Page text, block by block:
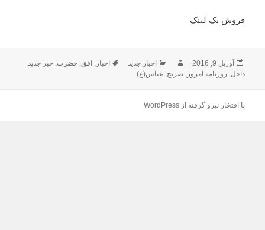
فروش بک لینک
ارسال
شده
آوریل 9, 2016 نویسندهدسته‌ها
اخبار جدید برچسب‌ها
اخبار, افق,حضرت,خبر جدید,
داخل, روزنامه امروز,ضریح, عباس(ع)
با افتخار نیرو گرفته از WordPress